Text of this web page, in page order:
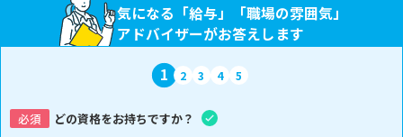
気になる「給与」「職場の雰囲気」
アドバイザーがお答えします
1 2 3 4 5
必須 どの資格をお持ちですか？